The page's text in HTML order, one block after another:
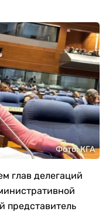
Фото: КГА
глав делегаций
представитель